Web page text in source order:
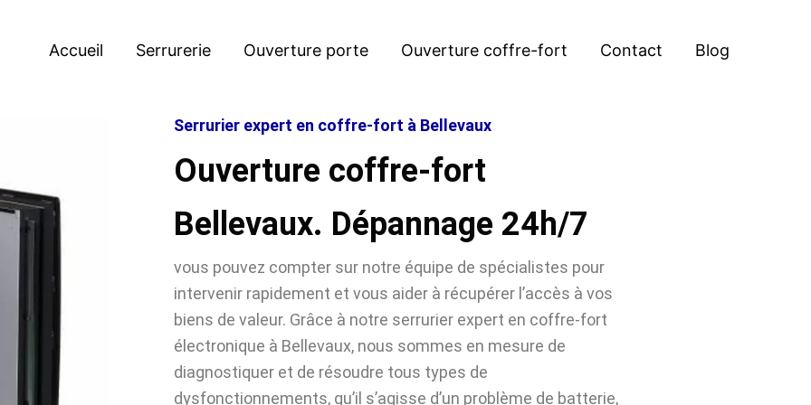
Accueil Serrurerie Ouverture porte Ouverture coffre-fort Contact Blog
Serrurier expert en coffre-fort à Bellevaux
Ouverture coffre-fort
Bellevaux. Dépannage 24h/7
vous pouvez compter sur notre équipe de spécialistes pour
intervenir rapidement et vous aider à récupérer l’accès à vos
biens de valeur. Grâce à notre serrurier expert en coffre-fort
électronique à Bellevaux, nous sommes en mesure de
diagnostiquer et de résoudre tous types de
dysfonctionnements, qu’il s’agisse d’un problème de batterie,